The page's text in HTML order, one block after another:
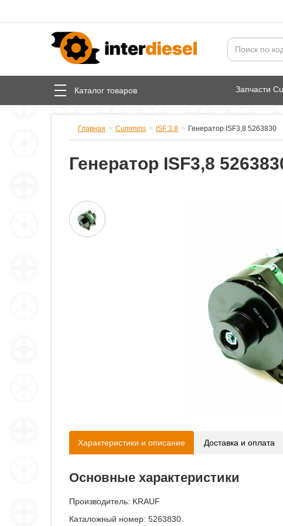
Каталог товаров Запчасти
Главная Cummins ISF 3.8 Генератор ISF3,8 5263830
Генератор ISF3,8
Характеристики и описание Доставка и оплата
Основные характеристики
Производитель: KRAUF
Каталожный номер: 5263830